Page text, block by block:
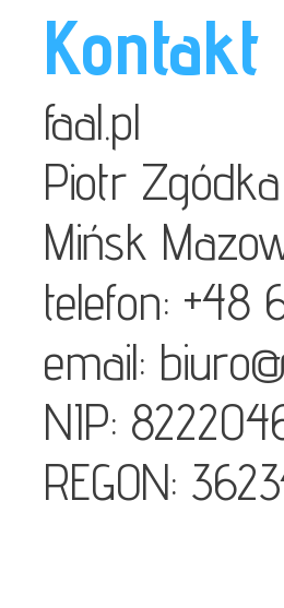
Kontakt
faal.pl
Piotr Zgódka
Mińsk
telefon: +48
email:
NIP:
REGON: